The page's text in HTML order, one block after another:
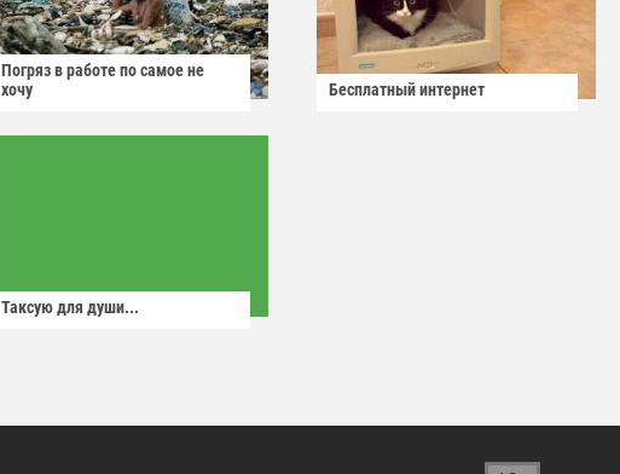
Погряз в работе по самое не
хочу
Бесплатный интернет
Таксую для души...